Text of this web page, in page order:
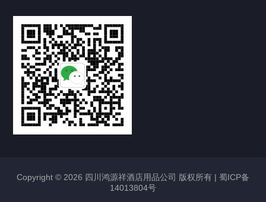
Copyright © 2026 四川鸿源祥酒店用品公司 版权所有 | 蜀ICP备
14013804号